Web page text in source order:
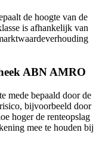
de hoogte van de
is afhankelijk van
ABN AMRO
mede bepaald door de
bijvoorbeeld door
hoger de renteopslag
mee te houden bij